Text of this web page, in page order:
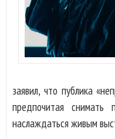
заявил, что публика
предпочитая
наслаждаться живым